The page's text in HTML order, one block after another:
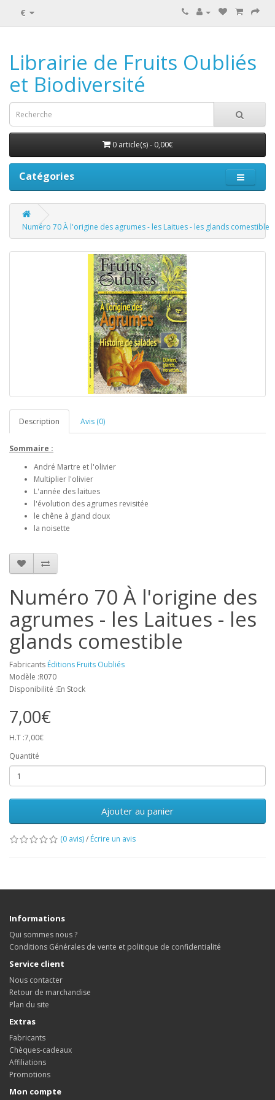
€
Librairie de Fruits Oubliés
et Biodiversité
0 article(s) - 0,00€
Catégories
Numéro 70 À l'origine des agrumes - les Laitues - les glands comestible
Description Avis (0)
Sommaire :
André Martre et l'olivier
Multiplier l'olivier
L'année des laitues
l'évolution des agrumes revisitée
le chêne à gland doux
la noisette
Numéro 70 À l'origine des
agrumes - les Laitues - les
glands comestible
Fabricants Éditions Fruits Oubliés
Modèle :R070
Disponibilité :En Stock
7,00€
H.T :7,00€
Quantité
Ajouter au panier
(0 avis)/ Écrire un avis
Informations
Qui sommes nous ?
Conditions Générales de vente et politique de confidentialité
Service client
Nous contacter
Retour de marchandise
Plan du site
Extras
Fabricants
Chèques-cadeaux
Affiliations
Promotions
Mon compte